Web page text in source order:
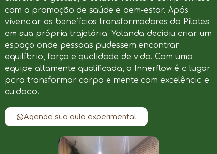
com a promoção de saúde e bem-estar. Após
vivenciar os benefícios transformadores do Pilates
em sua própria trajetória, Yolanda decidiu criar um
espaço onde pessoas pudessem encontrar
equilíbrio, força e qualidade de vida. Com uma
equipe altamente qualificada, o Innerflow é o lugar
para transformar corpo e mente com excelência e
cuidado.
Agende sua aula experimental